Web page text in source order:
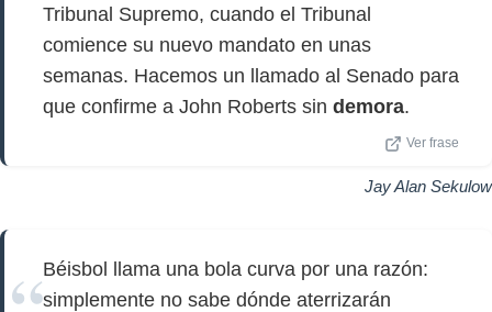
Tribunal Supremo, cuando el Tribunal
comience su nuevo mandato en unas
semanas. Hacemos un llamado al Senado para
que confirme a John Roberts sin demora.
Ver frase
Jay Alan Sekulow
Béisbol llama una bola curva por una razón:
simplemente no sabe dónde aterrizarán